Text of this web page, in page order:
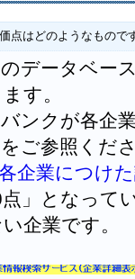
点はどのようなもので
データベー
す。
バンクが各企
ご参照くだ
企業につけ
」となって
企業です。